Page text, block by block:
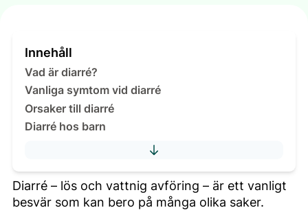
Innehåll
Vad är diarré?
Vanliga symtom vid diarré
Orsaker till diarré
Diarré hos barn
Diarré – lös och vattnig avföring – är ett vanligt
besvär som kan bero på många olika saker.